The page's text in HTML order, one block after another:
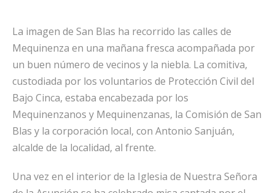
La imagen de San Blas ha recorrido las calles de
Mequinenza en una mañana fresca acompañada por
un buen número de vecinos y la niebla. La comitiva,
custodiada por los voluntarios de Protección Civil del
Bajo Cinca, estaba encabezada por los
Mequinenzanos y Mequinenzanas, la Comisión de San
Blas y la corporación local, con Antonio Sanjuán,
alcalde de la localidad, al frente.
Una vez en el interior de la Iglesia de Nuestra Señora